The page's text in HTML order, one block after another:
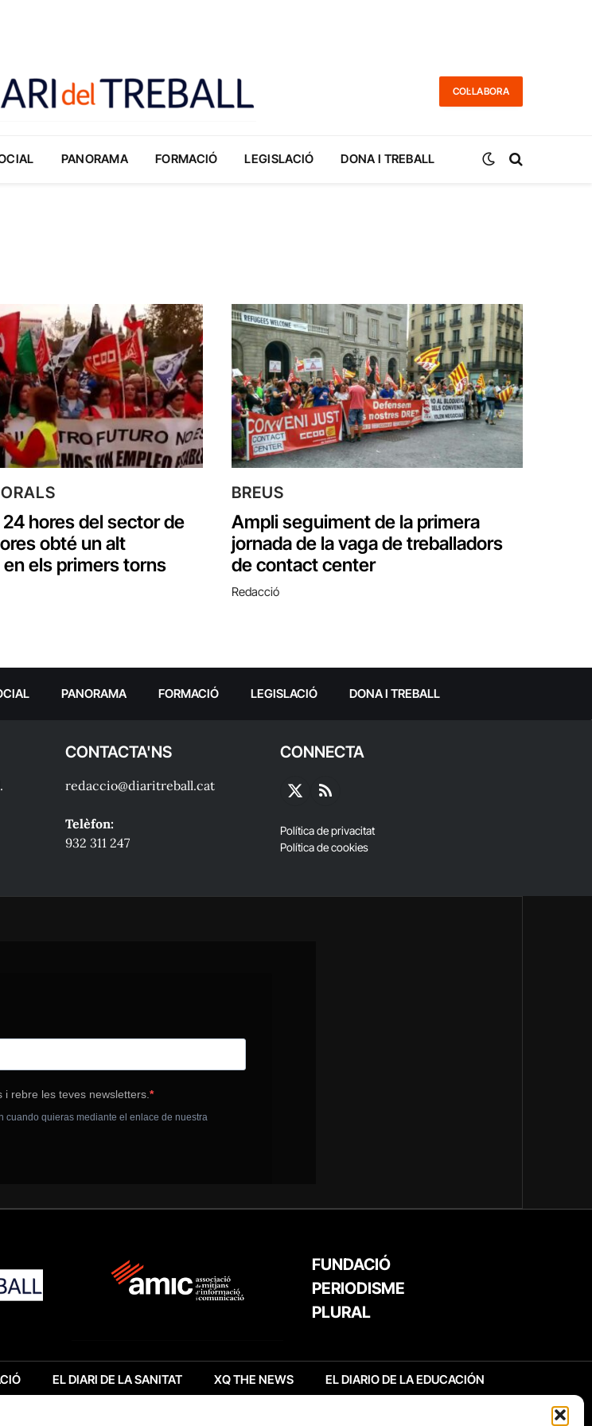
COL·LABORA
PANORAMA FORMACIÓ LEGISLACIÓ DONA I TREBALL
24 hores del sector de
obté un alt
els primers torns
BREUS
Ampli seguiment de la primera
jornada de la vaga de treballadors
de contact center
Redacció
PANORAMA FORMACIÓ LEGISLACIÓ DONA I TREBALL
CONTACTA'NS
redaccio@diaritreball.cat
Telèfon:
932 311 247
CONNECTA
X
RSS
Política de privacitat
Política de cookies
FUNDACIÓ
PERIODISME
PLURAL
EL DIARI DE LA SANITAT XQ THE NEWS EL DIARIO DE LA EDUCACIÓN